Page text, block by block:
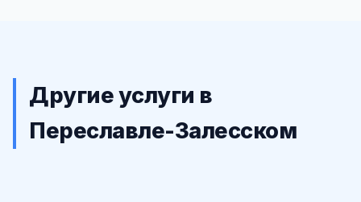
Другие услуги в
Переславле-Залесском